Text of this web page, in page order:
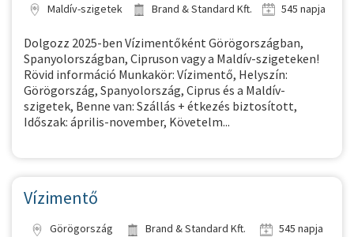
Maldív-szigetek Brand & Standard Kft. 545 napja
Dolgozz 2025-ben Vízimentőként Görögországban,
Spanyolországban, Cipruson vagy a Maldív-szigeteken!
Rövid információ Munkakör: Vízimentő, Helyszín:
Görögország, Spanyolország, Ciprus és a Maldív-
szigetek, Benne van: Szállás + étkezés biztosított,
Időszak: április-november, Követelm...
Vízimentő
Görögország Brand & Standard Kft. 545 napja